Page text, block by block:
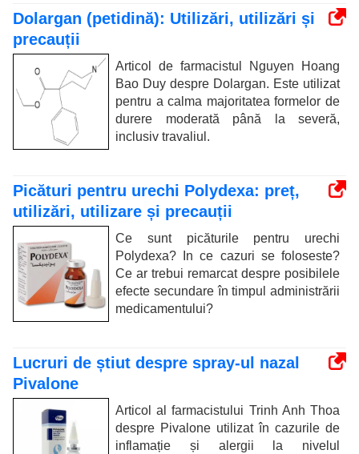
Dolargan (petidină): Utilizări, utilizări și
precauții
Articol de farmacistul Nguyen Hoang
Bao Duy despre Dolargan. Este utilizat
pentru a calma majoritatea formelor de
durere moderată până la severă,
inclusiv travaliul.
Picături pentru urechi Polydexa: preț,
utilizări, utilizare și precauții
Ce sunt picăturile pentru urechi
Polydexa? In ce cazuri se foloseste?
Ce ar trebui remarcat despre posibilele
efecte secundare în timpul administrării
medicamentului?
Lucruri de știut despre spray-ul nazal
Pivalone
Articol al farmacistului Trinh Anh Thoa
despre Pivalone utilizat în cazurile de
inflamație și alergii la nivelul